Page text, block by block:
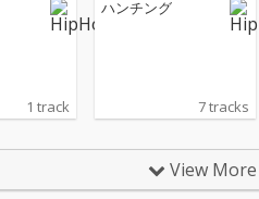
1 track
ハンチング
7 tracks
View